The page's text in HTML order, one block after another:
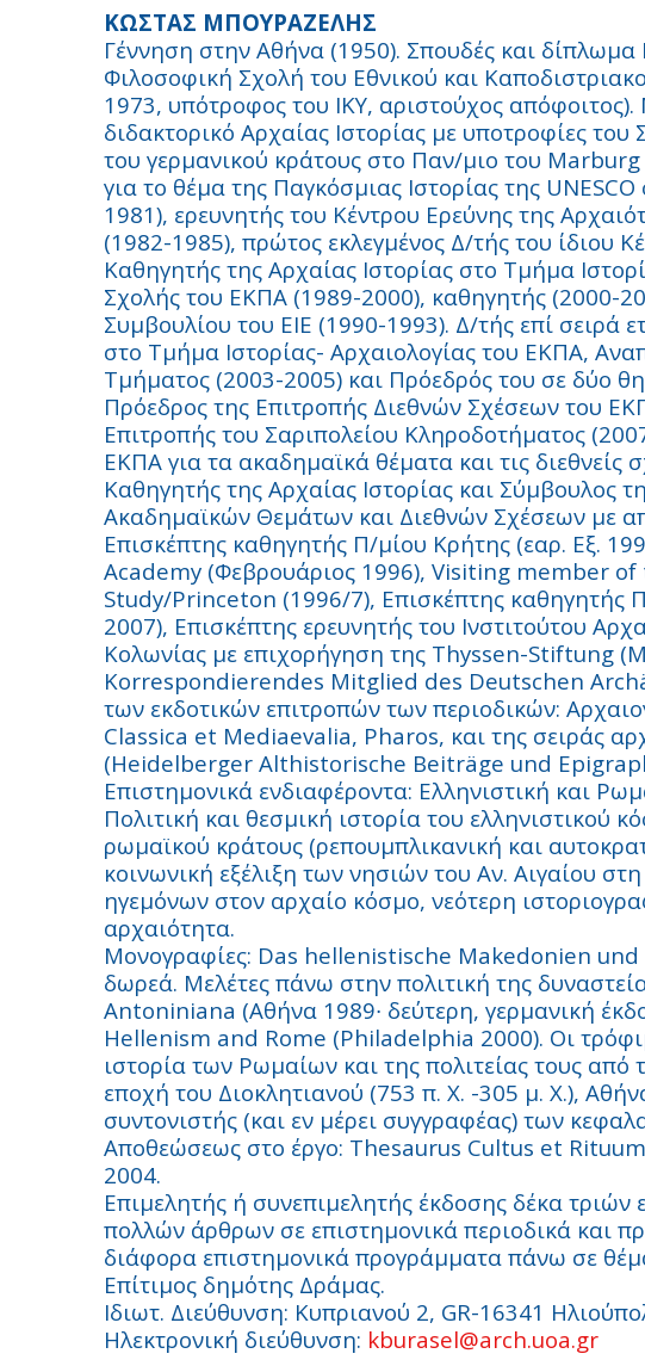
ΚΩΣΤΑΣ ΜΠΟΥΡΑΖΕΛΗΣ
Γέννηση στην Αθήνα (1950). Σπουδές και δίπλωμα
Φιλοσοφική Σχολή του Εθνικού και
1973, υπότροφος του ΙΚΥ, αριστούχος
διδακτορικό Αρχαίας Ιστορίας με υποτροφίες
του γερμανικού κράτους στο Παν/μιο του
για το θέμα της Παγκόσμιας Ιστορίας της
1981), ερευνητής του Κέντρου Ερεύνης της
(1982-1985), πρώτος εκλεγμένος Δ/τής του ίδιου
Καθηγητής της Αρχαίας Ιστορίας στο Τμήμα
Σχολής του ΕΚΠΑ (1989-2000), καθηγητής (2000-
Συμβουλίου του ΕΙΕ (1990-1993). Δ/τής επί σειρά
στο Τμήμα Ιστορίας- Αρχαιολογίας του ΕΚΠΑ,
Τμήματος (2003-2005) και Πρόεδρός του σε δύο
Πρόεδρος της Επιτροπής Διεθνών Σχέσεων του
Επιτροπής του Σαριπολείου Κληροδοτήματος
ΕΚΠΑ για τα ακαδημαϊκά θέματα και τις διεθνείς
Καθηγητής της Αρχαίας Ιστορίας και Σύμβουλος
Ακαδημαϊκών Θεμάτων και Διεθνών Σχέσεων με
Επισκέπτης καθηγητής Π/μίου Κρήτης (εαρ. Εξ.
Academy (Φεβρουάριος 1996), Visiting member
Study/Princeton (1996/7), Επισκέπτης καθηγητής
2007), Επισκέπτης ερευνητής του Ινστιτούτου
Κολωνίας με επιχορήγηση της Thyssen-Stiftung
Korrespondierendes Mitglied des Deutschen
των εκδοτικών επιτροπών των περιοδικών:
Classica et Mediaevalia, Pharos, και της σειράς
(Heidelberger Althistorische Beiträge und
Επιστημονικά ενδιαφέροντα: Ελληνιστική και
Πολιτική και θεσμική ιστορία του ελληνιστικού
ρωμαϊκού κράτους (ρεπουμπλικανική και
κοινωνική εξέλιξη των νησιών του Αν. Αιγαίου
ηγεμόνων στον αρχαίο κόσμο, νεότερη
αρχαιότητα.
Μονογραφίες: Das hellenistische Makedonien und
δωρεά. Μελέτες πάνω στην πολιτική της
Antoniniana (Αθήνα 1989∙ δεύτερη, γερμανική
Hellenism and Rome (Philadelphia 2000). Οι
ιστορία των Ρωμαίων και της πολιτείας τους
εποχή του Διοκλητιανού (753 π. Χ. -305 μ. Χ.),
συντονιστής (και εν μέρει συγγραφέας) των
Αποθεώσεως στο έργο: Thesaurus Cultus et
2004.
Επιμελητής ή συνεπιμελητής έκδοσης δέκα
πολλών άρθρων σε επιστημονικά περιοδικά και
διάφορα επιστημονικά προγράμματα πάνω σε
Επίτιμος δημότης Δράμας.
Ιδιωτ. Διεύθυνση: Κυπριανού 2, GR-16341
Ηλεκτρονική διεύθυνση: kburasel@arch.uoa.gr